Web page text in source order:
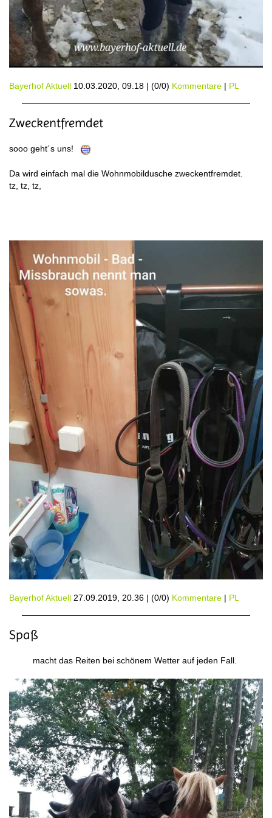
Bayerhof Aktuell 10.03.2020, 09.18 | (0/0) Kommentare | PL
Zweckentfremdet
sooo geht´s uns!
Da wird einfach mal die Wohnmobildusche zweckentfremdet.
tz, tz, tz,
Bayerhof Aktuell 27.09.2019, 20.36 | (0/0) Kommentare | PL
Spaß
macht das Reiten bei schönem Wetter auf jeden Fall.